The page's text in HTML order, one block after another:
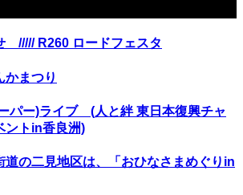
///// R260 ロードフェスタ
かまつり
パー)ライブ (人と絆 東日本復興チャ
ントin香良洲)
道の二見地区は、「おひなさまめぐりin